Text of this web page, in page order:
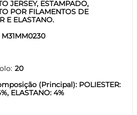
JERSEY, ESTAMPADO,
POR FILAMENTOS DE
E ELASTANO.
M31MM0230
20
(Principal): POLIESTER:
ELASTANO: 4%